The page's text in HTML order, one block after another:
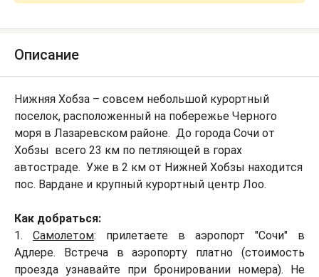
Описание
Нижняя Хобза – совсем небольшой курортный
поселок, расположенный на побережье Черного
моря в Лазаревском районе. До города Сочи от
Хобзы всего 23 км по петляющей в горах
автостраде. Уже в 2 км от Нижней Хобзы находится
пос. Вардане и крупный курортный центр Лоо.
Как добраться:
1. Самолетом: прилетаете в аэропорт "Сочи" в
Адлере. Встреча в аэропорту платно (стоимость
проезда узнавайте при бронировании номера). Не